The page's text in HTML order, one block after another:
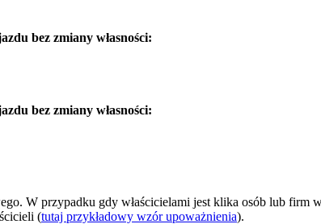
bez zmiany własności:
bez zmiany własności:
W przypadku gdy właścicielami jest klika osób lub firm
(tutaj przykładowy wzór upoważnienia).